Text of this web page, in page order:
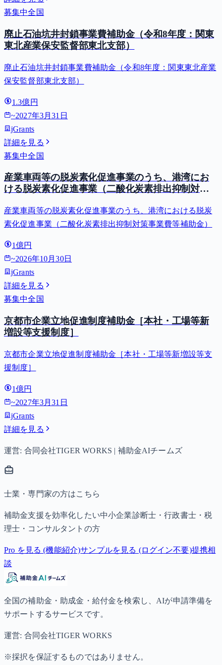
募集中全国
廃止石油坑井封鎖事業費補助金（令和8年度：関東
東北産業保安監督部東北支部）
廃止石油坑井封鎖事業費補助金（令和8年度：関東東北産業
保安監督部東北支部）
1.3億円
~2027年3月31日
jGrants
詳細を見る
募集中全国
産業車両等の脱炭素化促進事業のうち、港湾にお
ける脱炭素化促進事業（二酸化炭素排出抑制対策
産業車両等の脱炭素化促進事業のうち、港湾における脱炭
素化促進事業（二酸化炭素排出抑制対策事業費等補助金）
1億円
~2026年10月30日
jGrants
詳細を見る
募集中全国
京都市企業立地促進制度補助金［本社・工場等新
増設等支援制度］
京都市企業立地促進制度補助金［本社・工場等新増設等支
援制度］
1億円
~2027年3月31日
jGrants
詳細を見る
運営: 合同会社TIGER WORKS | 補助金AIチームズ
士業・専門家の方はこちら
補助金支援を効率化したい中小企業診断士・行政書士・税
理士・コンサルタントの方
Pro を見る (機能紹介)サンプルを見る (ログイン不要)提携相
談
全国の補助金・助成金・給付金を検索し、AIが申請準備を
サポートするサービスです。
運営: 合同会社TIGER WORKS
※採択を保証するものではありません。